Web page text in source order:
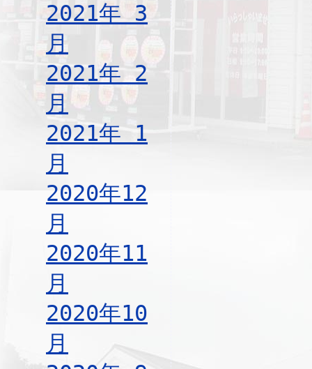
2021年 3
月
2021年 2
月
2021年 1
月
2020年12
月
2020年11
月
2020年10
月